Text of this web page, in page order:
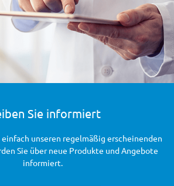
Sie informiert
unseren regelmäßig erscheinenden
Sie über neue Produkte und Angebote
informiert.